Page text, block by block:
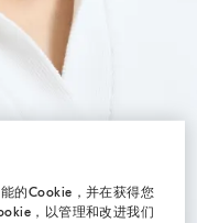
的Cookie，并在获得您
，以管理和改进我们